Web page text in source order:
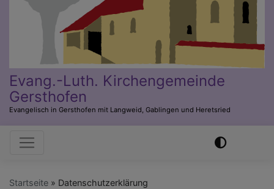
Evang.-Luth. Kirchengemeinde
Gersthofen
Evangelisch in Gersthofen mit Langweid, Gablingen und Heretsried
Hauptnavigation
Startseite Datenschutzerklärung